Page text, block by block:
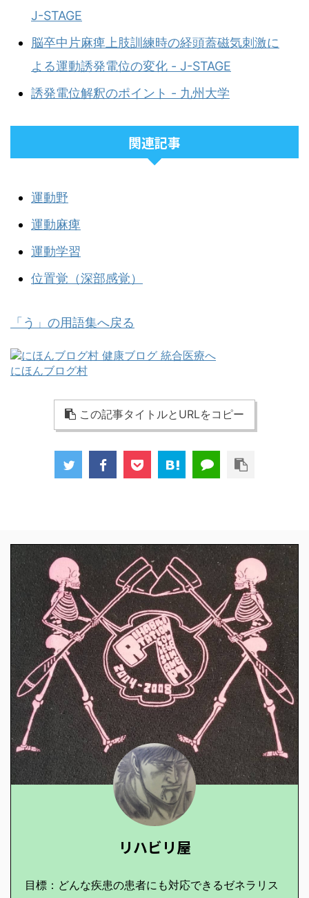
J-STAGE
脳卒中片麻痺上肢訓練時の経頭蓋磁気刺激に
よる運動誘発電位の変化 - J-STAGE
誘発電位解釈のポイント - 九州大学
関連記事
運動野
運動麻痺
運動学習
位置覚（深部感覚）
「う」の用語集へ戻る
にほんブログ村
この記事タイトルとURLをコピー
リハビリ屋
目標：どんな疾患の患者にも対応できるゼネラリス